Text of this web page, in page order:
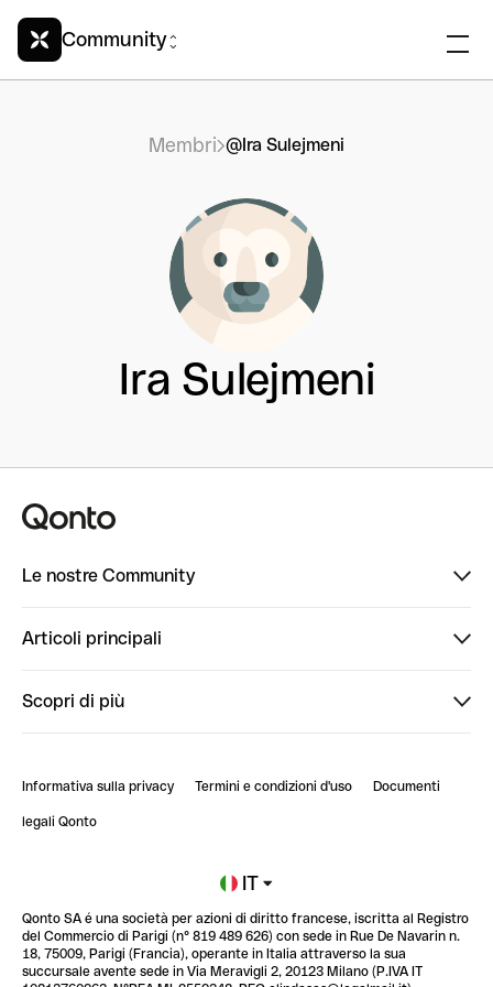
Community
Membri @Ira Sulejmeni
Ira Sulejmeni
Le nostre Community
PowerUp
Articoli principali
StrongHer Mentorship | Notion: come organizzare...
Scopri di più
Blog
Glossario finanziario
Informativa sulla privacy Termini e condizioni d'uso Documenti
legali Qonto
IT
Qonto SA é una società per azioni di diritto francese, iscritta al Registro
del Commercio di Parigi (n° 819 489 626) con sede in Rue De Navarin n.
18, 75009, Parigi (Francia), operante in Italia attraverso la sua
succursale avente sede in Via Meravigli 2, 20123 Milano (P.IVA IT